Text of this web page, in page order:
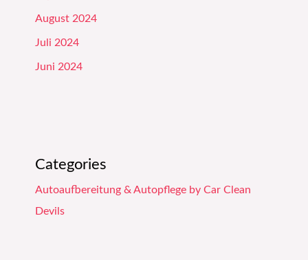
August 2024
Juli 2024
Juni 2024
Categories
Autoaufbereitung & Autopflege by Car Clean
Devils